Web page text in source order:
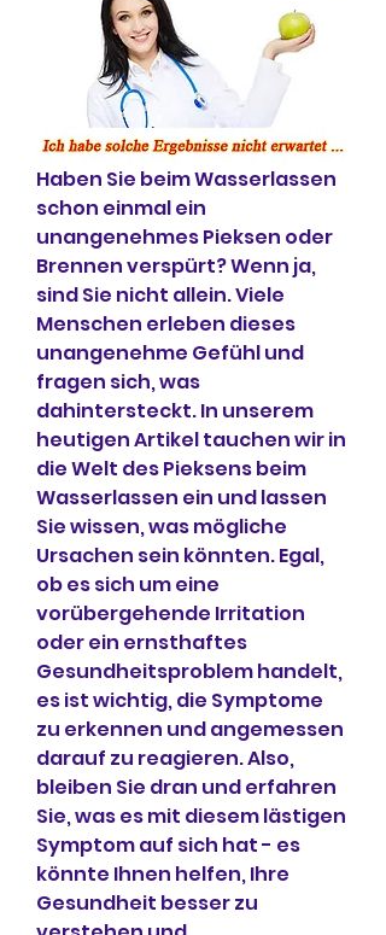
Haben Sie beim Wasserlassen
schon einmal ein
unangenehmes Pieksen oder
Brennen verspürt? Wenn ja,
sind Sie nicht allein. Viele
Menschen erleben dieses
unangenehme Gefühl und
fragen sich, was
dahintersteckt. In unserem
heutigen Artikel tauchen wir in
die Welt des Pieksens beim
Wasserlassen ein und lassen
Sie wissen, was mögliche
Ursachen sein könnten. Egal,
ob es sich um eine
vorübergehende Irritation
oder ein ernsthaftes
Gesundheitsproblem handelt,
es ist wichtig, die Symptome
zu erkennen und angemessen
darauf zu reagieren. Also,
bleiben Sie dran und erfahren
Sie, was es mit diesem lästigen
Symptom auf sich hat - es
könnte Ihnen helfen, Ihre
Gesundheit besser zu